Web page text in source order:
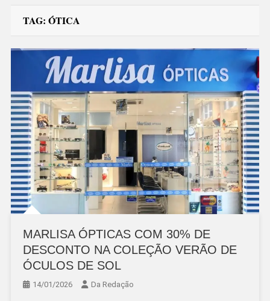
TAG: ÓTICA
MARLISA ÓPTICAS COM 30% DE
DESCONTO NA COLEÇÃO VERÃO DE
ÓCULOS DE SOL
14/01/2026 Da Redação